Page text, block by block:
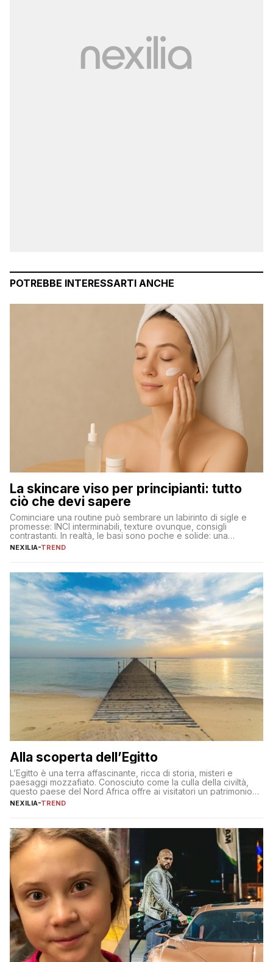
POTREBBE INTERESSARTI ANCHE
La skincare viso per principianti: tutto
ciò che devi sapere
Cominciare una routine può sembrare un labirinto di sigle e
promesse: INCI interminabili, texture ovunque, consigli
contrastanti. In realtà, le basi sono poche e solide: una
detersione delicata che non impoverisce, un’idratazione
tutto il resto. […]
NEXILIA-TREND
Alla scoperta dell’Egitto
L’Egitto è una terra affascinante, ricca di storia, misteri e
paesaggi mozzafiato. Conosciuto come la culla della civiltà,
questo paese del Nord Africa offre ai visitatori un patrimonio
culturale unico al mondo. Attraverso i millenni, l’Egitto è stato il
NEXILIA-TREND